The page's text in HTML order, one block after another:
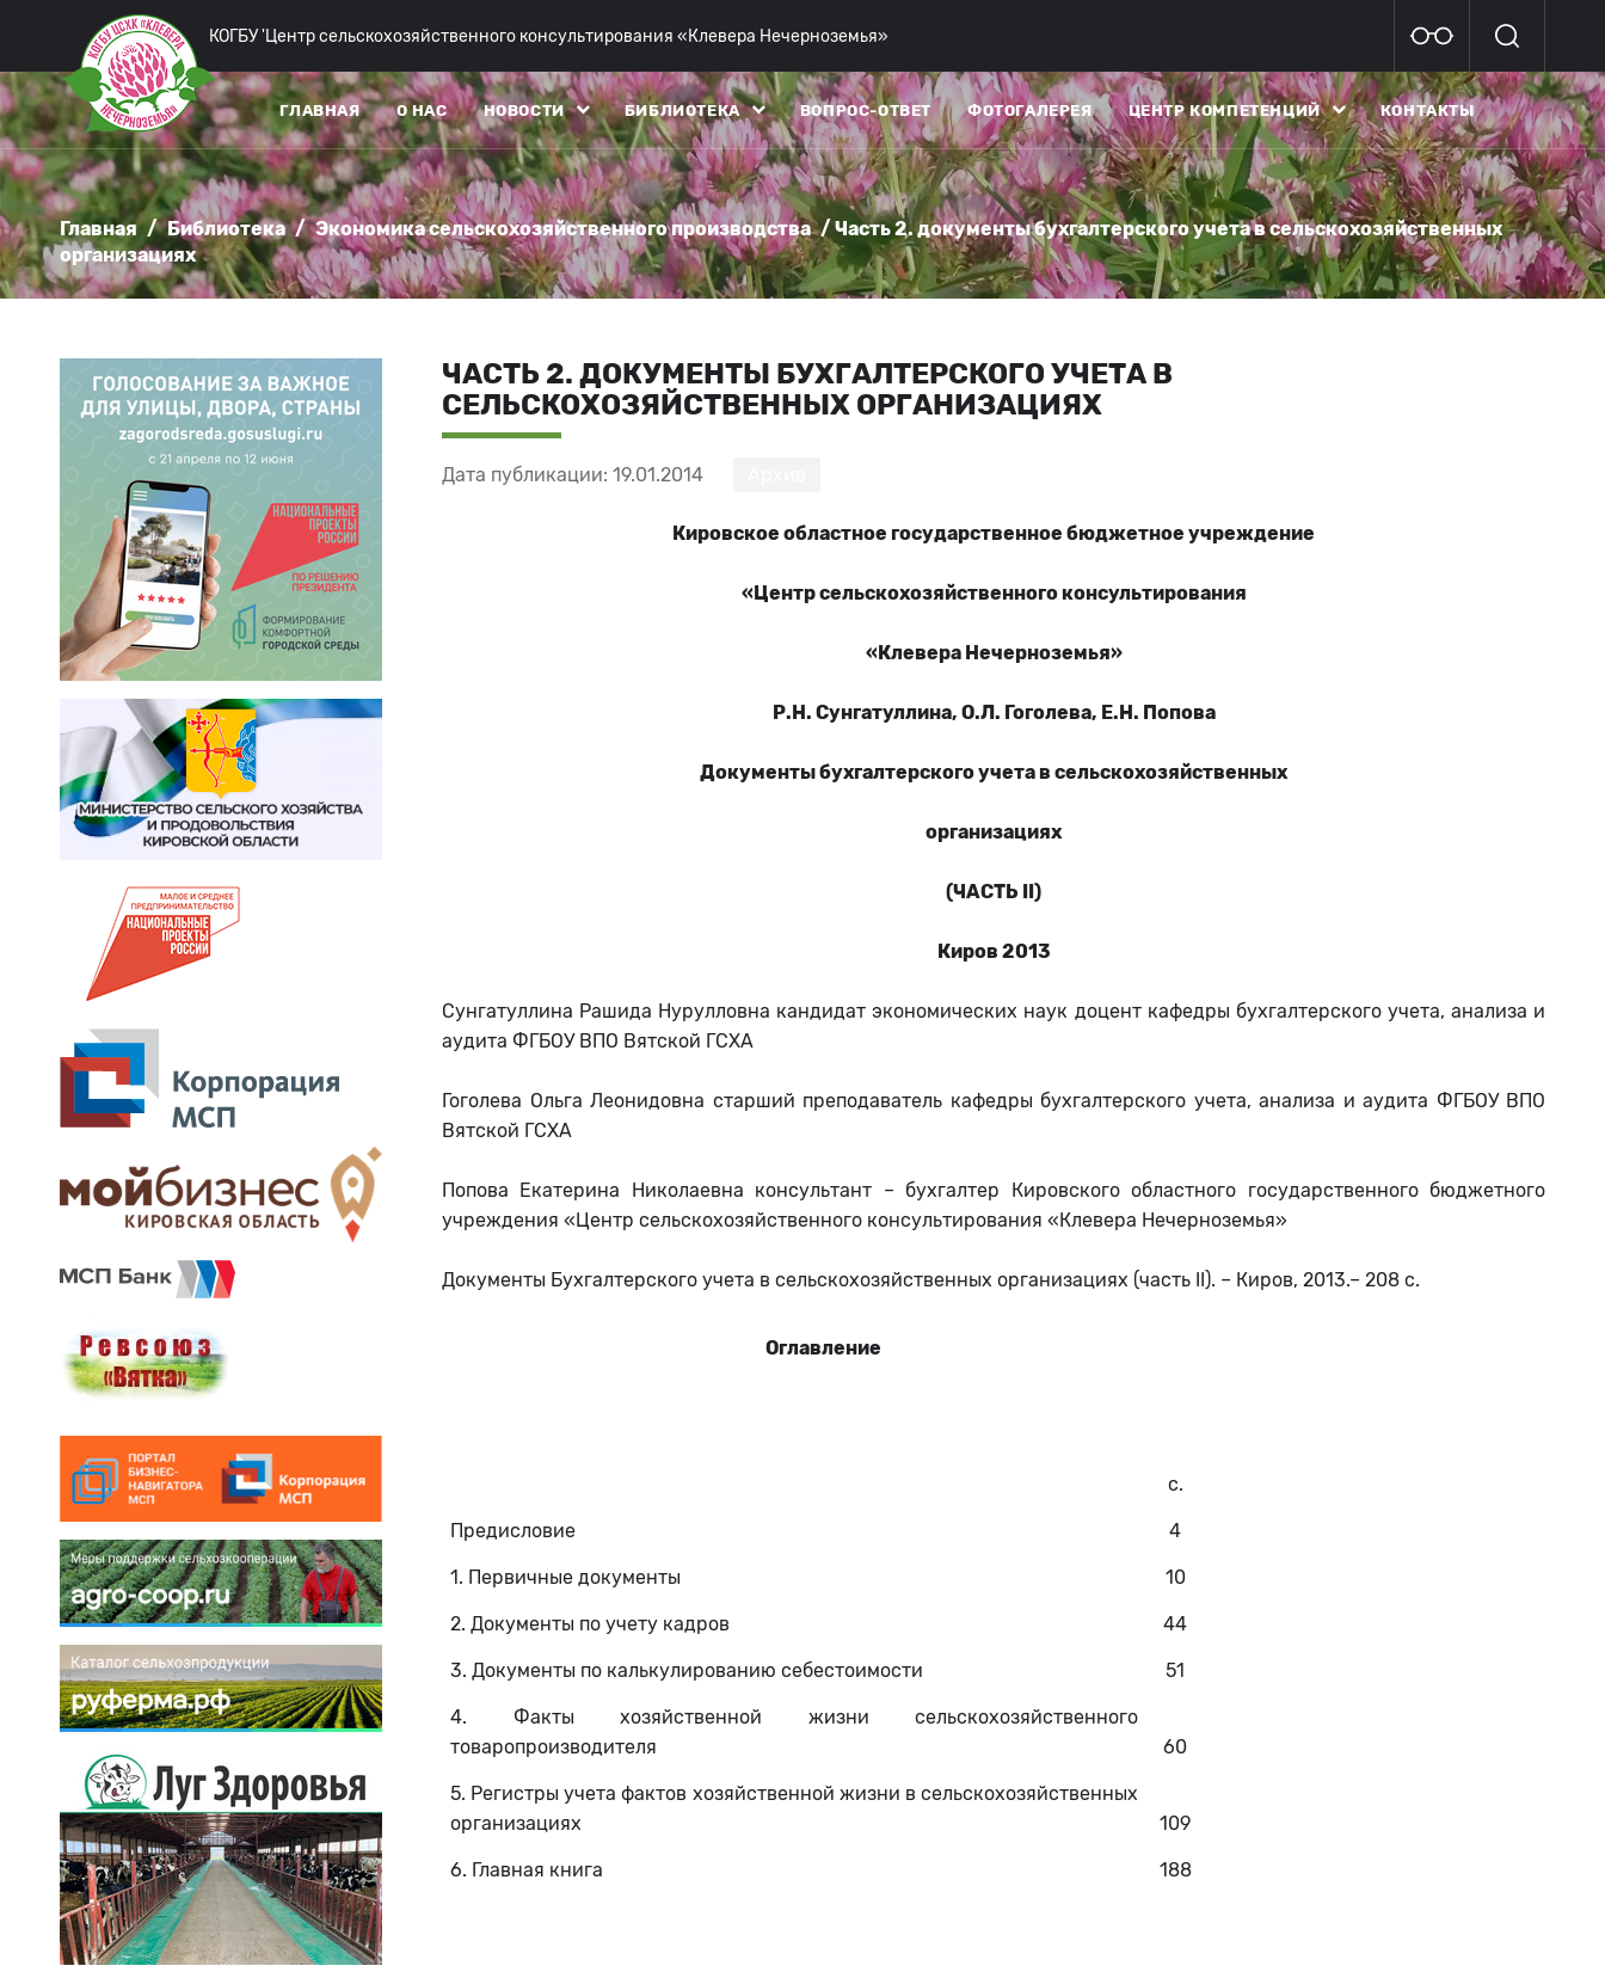
КОГБУ 'Центр сельскохозяйственного консультирования «Клевера Нечерноземья»
ГЛАВНАЯ О НАС НОВОСТИ БИБЛИОТЕКА ВОПРОС-ОТВЕТ ФОТОГАЛЕРЕЯ ЦЕНТР КОМПЕТЕНЦИЙ КОНТАКТЫ
Главная / Библиотека / Экономика сельскохозяйственного производства / Часть 2. документы бухгалтерского учета в сельскохозяйственных
организациях
ЧАСТЬ 2. ДОКУМЕНТЫ БУХГАЛТЕРСКОГО УЧЕТА В
СЕЛЬСКОХОЗЯЙСТВЕННЫХ ОРГАНИЗАЦИЯХ
Дата публикации: 19.01.2014
Кировское областное государственное бюджетное учреждение
«Центр сельскохозяйственного консультирования
«Клевера Нечерноземья»
Р.Н. Сунгатуллина, О.Л. Гоголева, Е.Н. Попова
Документы бухгалтерского учета в сельскохозяйственных
организациях
(ЧАСТЬ II)
Киров 2013
Сунгатуллина Рашида Нурулловна кандидат экономических наук доцент кафедры бухгалтерского учета, анализа и
аудита ФГБОУ ВПО Вятской ГСХА
Гоголева Ольга Леонидовна старший преподаватель кафедры бухгалтерского учета, анализа и аудита ФГБОУ ВПО
Вятской ГСХА
Попова Екатерина Николаевна консультант – бухгалтер Кировского областного государственного бюджетного
учреждения «Центр сельскохозяйственного консультирования «Клевера Нечерноземья»
Документы Бухгалтерского учета в сельскохозяйственных организациях (часть II). – Киров, 2013.– 208 с.
Оглавление
с.
Предисловие 4
1. Первичные документы 10
2. Документы по учету кадров 44
3. Документы по калькулированию себестоимости 51
4. Факты хозяйственной жизни сельскохозяйственного
товаропроизводителя
60
5. Регистры учета фактов хозяйственной жизни в сельскохозяйственных
организациях
109
6. Главная книга 188